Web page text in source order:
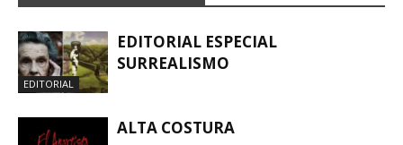
EDITORIAL
EDITORIAL ESPECIAL
SURREALISMO
ALTA COSTURA